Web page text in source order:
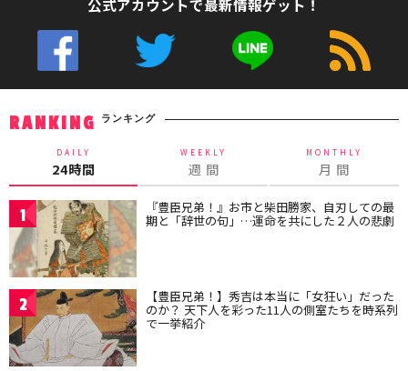
公式アカウントで最新情報ゲット！
RANKING ランキング
DAILY
24時間
WEEKLY
週 間
MONTHLY
月 間
1 『豊臣兄弟！』お市と柴田勝家、自刃しての最
期と「辞世の句」…運命を共にした２人の悲劇
2 【豊臣兄弟！】秀吉は本当に「女狂い」だった
のか？ 天下人を彩った11人の側室たちを時系列
で一挙紹介